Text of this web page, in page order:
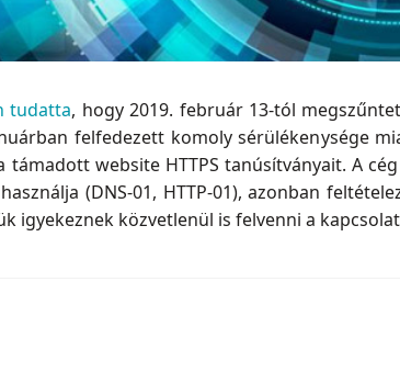
tudatta, hogy 2019. február 13-tól
felfedezett komoly sérülékenysége
támadott website HTTPS tanúsítványait. A
(DNS-01, HTTP-01), azonban
igyekeznek közvetlenül is felvenni a